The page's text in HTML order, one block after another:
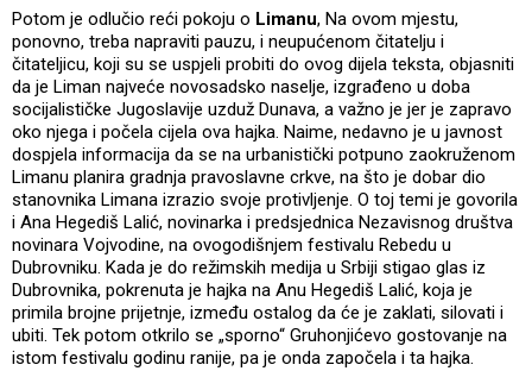
Potom je odlučio reći pokoju o Limanu, Na ovom mjestu,
ponovno, treba napraviti pauzu, i neupućenom čitatelju i
čitateljicu, koji su se uspjeli probiti do ovog dijela teksta, objasniti
da je Liman najveće novosadsko naselje, izgrađeno u doba
socijalističke Jugoslavije uzduž Dunava, a važno je jer je zapravo
oko njega i počela cijela ova hajka. Naime, nedavno je u javnost
dospjela informacija da se na urbanistički potpuno zaokruženom
Limanu planira gradnja pravoslavne crkve, na što je dobar dio
stanovnika Limana izrazio svoje protivljenje. O toj temi je govorila
i Ana Hegediš Lalić, novinarka i predsjednica Nezavisnog društva
novinara Vojvodine, na ovogodišnjem festivalu Rebedu u
Dubrovniku. Kada je do režimskih medija u Srbiji stigao glas iz
Dubrovnika, pokrenuta je hajka na Anu Hegediš Lalić, koja je
primila brojne prijetnje, između ostalog da će je zaklati, silovati i
ubiti. Tek potom otkrilo se „sporno“ Gruhonjićevo gostovanje na
istom festivalu godinu ranije, pa je onda započela i ta hajka.